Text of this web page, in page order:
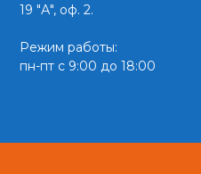
19 "А", оф. 2.
Режим работы:
пн-пт с 9:00 до 18:00